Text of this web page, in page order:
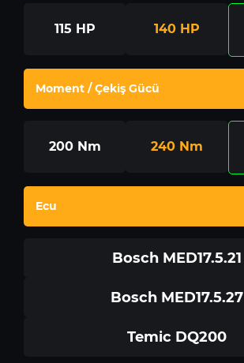
115 HP 140 HP
Moment / Çekiş Gücü
200 Nm 240 Nm
Ecu
Bosch MED17.5.21
Bosch MED17.5.27
Temic DQ200